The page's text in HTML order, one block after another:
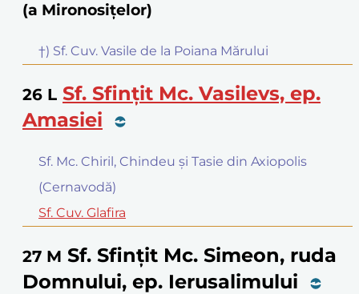
(a Mironosițelor)
†) Sf. Cuv. Vasile de la Poiana Mărului
26 L Sf. Sfințit Mc. Vasilevs, ep.
Amasiei
Sf. Mc. Chiril, Chindeu și Tasie din Axiopolis
(Cernavodă)
Sf. Cuv. Glafira
27 M Sf. Sfințit Mc. Simeon, ruda
Domnului, ep. Ierusalimului